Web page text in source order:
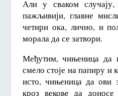
Али у сваком
пажљивији, главне
четири ока, лично, и
морала да се затвори.
Међутим, чињеница да
смело стоје на папиру и
исто, чињеница да ови
кроз векове да